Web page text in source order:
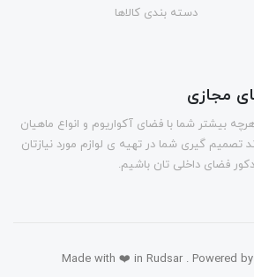
دسته بندی کالاها
مجازی
بیشتر شما با فضای آکواریوم و انواع ماهیان
تصمیم گیری شما در تهیه ی لوازم مورد نیازتان
فضای داخلی تان باشیم.
Made with ❤️ in Rudsar . Powered by